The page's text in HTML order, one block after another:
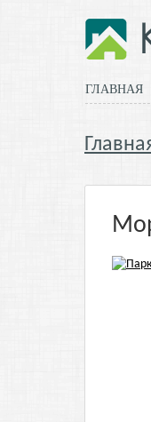
ГЛАВНАЯ